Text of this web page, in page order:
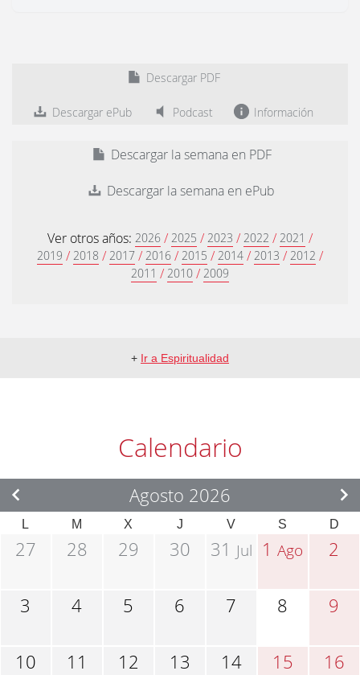
Descargar PDF
Descargar ePub Podcast Información
Descargar la semana en PDF
Descargar la semana en ePub
Ver otros años: 2026 / 2025 / 2023 / 2022 / 2021 /
2019 / 2018 / 2017 / 2016 / 2015 / 2014 / 2013 / 2012 /
2011 / 2010 / 2009
+ Ir a Espiritualidad
Calendario
Agosto 2026
L M X J V S D
27 28 29 30 31 Jul 1Ago 2
3 4 5 6 7 8 9
10 11 12 13 14 15 16